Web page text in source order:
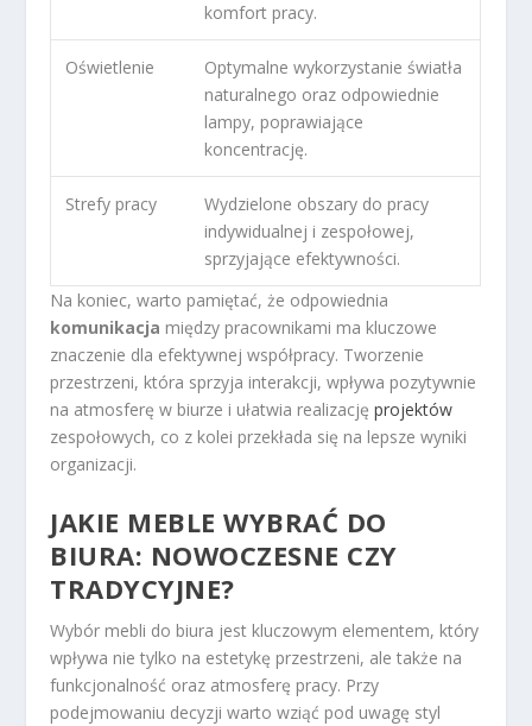
komfort pracy.
Oświetlenie
Optymalne wykorzystanie światła
naturalnego oraz odpowiednie
lampy, poprawiające
koncentrację.
Strefy pracy
Wydzielone obszary do pracy
indywidualnej i zespołowej,
sprzyjające efektywności.
Na koniec, warto pamiętać, że odpowiednia
komunikacja między pracownikami ma kluczowe
znaczenie dla efektywnej współpracy. Tworzenie
przestrzeni, która sprzyja interakcji, wpływa pozytywnie
na atmosferę w biurze i ułatwia realizacjęprojektów
zespołowych, co z kolei przekłada się na lepsze wyniki
organizacji.
JAKIE MEBLE WYBRAĆ DO
BIURA: NOWOCZESNE CZY
TRADYCYJNE?
Wybór mebli do biura jest kluczowym elementem, który
wpływa nie tylko na estetykę przestrzeni, ale także na
funkcjonalność oraz atmosferę pracy. Przy
podejmowaniu decyzji warto wziąć pod uwagę styl